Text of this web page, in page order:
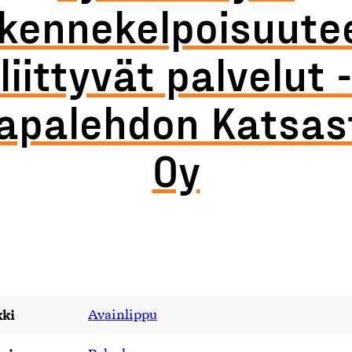
liittyvät palvelut -
Oy
Avainlippu